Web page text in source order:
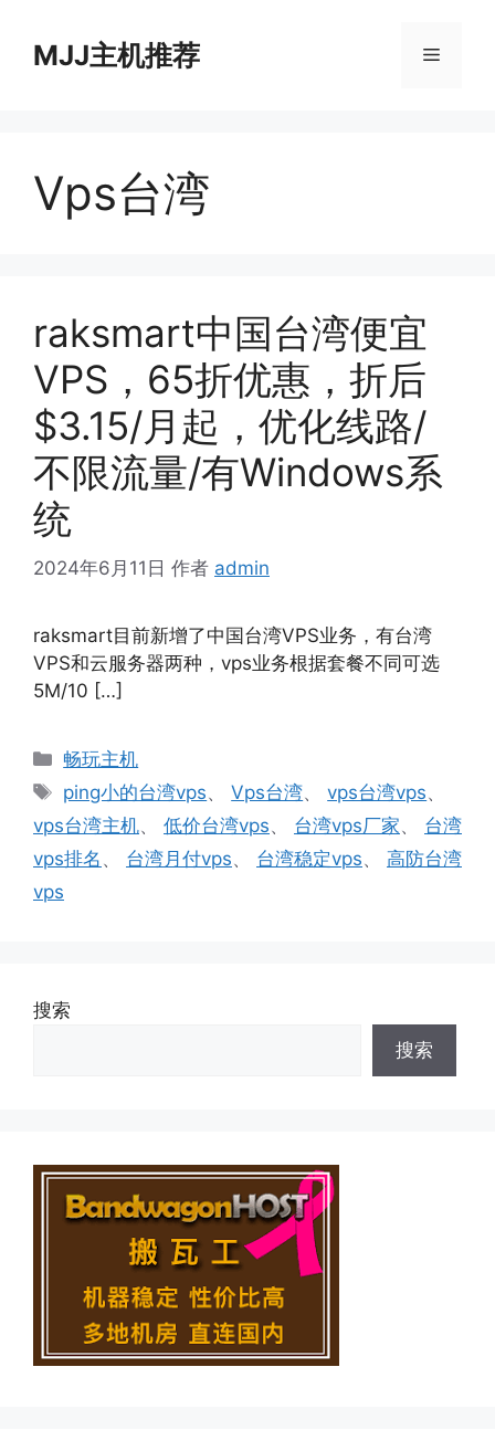
MJJ主机推荐 菜
Vps台湾
raksmart中国台湾便宜
VPS，65折优惠，折后
$3.15/月起，优化线路/
不限流量/有Windows系
统
2024年6月11日 作者 admin
raksmart目前新增了中国台湾VPS业务，有台湾
VPS和云服务器两种，vps业务根据套餐不同可选
5M/10 […]
分
类
畅玩主机
标
签
ping小的台湾vps、Vps台湾、vps台湾vps、
vps台湾主机、 低价台湾vps、 台湾vps厂家、 台湾
vps排名 、 台湾月付vps、 台湾稳定vps、 高防台湾
vps
搜索
搜索